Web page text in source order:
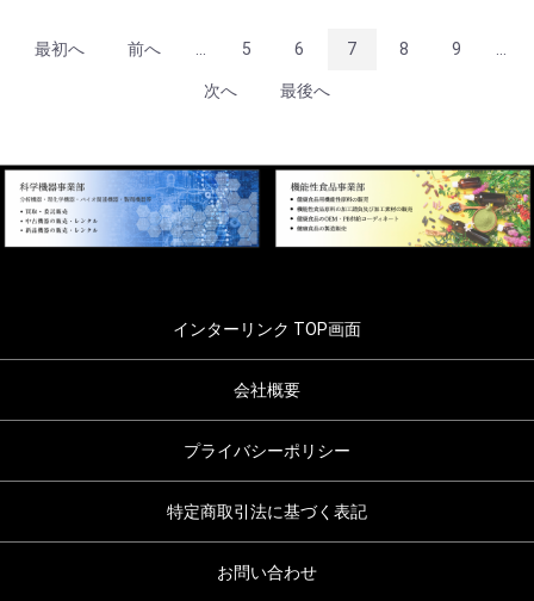
最初へ 前へ 5 6 7 8 9
次へ 最後へ
インターリンク TOP画面
会社概要
プライバシーポリシー
特定商取引法に基づく表記
お問い合わせ